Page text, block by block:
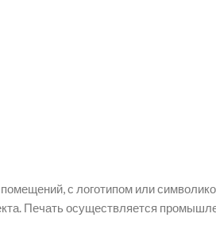
с логотипом или
Печать осуществляется